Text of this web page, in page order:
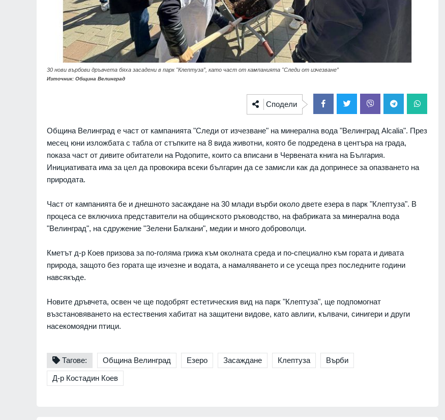
30 нови върбови дръвчета бяха засадени в парк "Клептуза”, като част от кампанията "Следи от изчезване”
Източник: Община Велинград
Сподели
Община Велинград е част от кампанията "Следи от изчезване" на минерална вода "Велинград Alcalia". През
месец юни изложбата с табла от стъпките на 8 вида животни, която бе подредена в центъра на града,
показа част от дивите обитатели на Родопите, които са вписани в Червената книга на България.
Инициативата има за цел да провокира всеки българин да се замисли как да допринесе за опазването на
природата.
Част от кампанията бе и днешното засаждане на 30 млади върби около двете езера в парк "Клептуза". В
процеса се включиха представители на общинското ръководство, на фабриката за минерална вода
"Велинград", на сдружение "Зелени Балкани", медии и много доброволци.
Кметът д-р Коев призова за по-голяма грижа към околната среда и по-специално към гората и дивата
природа, защото без гората ще изчезне и водата, а намаляването и се усеща през последните години
навсякъде.
Новите дръвчета, освен че ще подобрят естетическия вид на парк "Клептуза", ще подпомогнат
възстановяването на естествения хабитат на защитени видове, като авлиги, кълвачи, синигери и други
насекомоядни птици.
Тагове: Община Велинград Езеро Засаждане Клептуза Върби
Д-р Костадин Коев
закон
07.08.2026г.
план на Путин -
може да започне
07.08.2026г.
началото на специални операции
срещу руската военна
Призоваха Запада за акция на
специални части в Русия за
столица на старата градска песен
СЛИВЕН
отношение към външната
политика на Радев, кабинетът му